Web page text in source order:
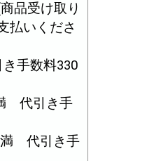
品受け取り
払いくださ
手数料330
代引き手
満 代引き手